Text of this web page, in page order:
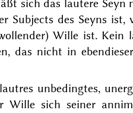
sich das lautere Seyn
Subjects des Seyns ist,
Wille ist. Kein
das nicht in
unbedingtes,
sich seiner